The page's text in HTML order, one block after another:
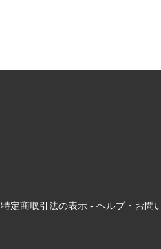
特定商取引法の表示 - ヘルプ・お問